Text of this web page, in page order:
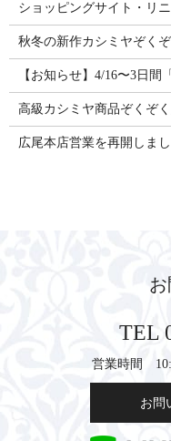
ショッピングサイト・リ
秋冬の新作カシミヤぞく
【お知らせ】4/16〜3日間
高級カシミヤ商品ぞくぞ
広尾本店営業を再開しまし
TEL
営業時間
お問